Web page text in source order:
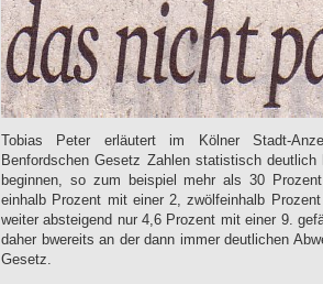
Tobias Peter erläutert im Kölner Stadt-
Benfordschen Gesetz Zahlen statistisch
beginnen, so zum beispiel mehr als 30
einhalb Prozent mit einer 2, zwölfeinhalb
weiter absteigend nur 4,6 Prozent mit einer 9.
daher bwereits an der dann immer deutlichen
Gesetz.